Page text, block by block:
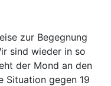
zur Begegnung
sind wieder in so
der Mond an den
Situation gegen 19